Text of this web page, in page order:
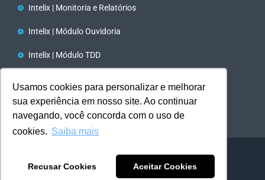
Usamos cookies para personalizar e melhorar
sua experiência em nosso site. Ao continuar
navegando, você concorda com o uso de
cookies. Saiba mais
Recusar Cookies Aceitar Cookies
Intelix | Monitoria e Relatórios
Intelix | Módulo Ouvidoria
Intelix | Módulo TDD
Intelix | Discador Automático
Del Grande | Todos os direitos reservados
Desenvolvido por slin.digital